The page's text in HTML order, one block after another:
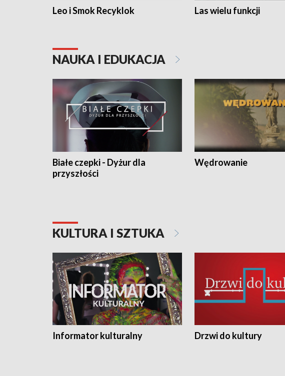
Leo i Smok Recyklok Las wielu funkcji
NAUKA I EDUKACJA
Białe czepki - Dyżur dla
przyszłości
Wędrowanie
KULTURA I SZTUKA
Informator kulturalny Drzwi do kultury